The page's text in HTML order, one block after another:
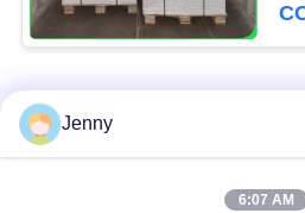
Catégories
Jenny
6:07 AM